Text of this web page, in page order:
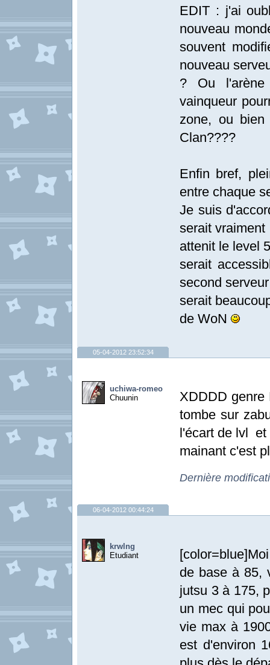
EDIT : j'ai
nouveau
souvent
nouveau
? Ou
vainqueur
zone, ou
Clan????
Enfin bref,
entre chaque
Je suis
serait
attenit le level
serait
second
serait
de WoN
05-04-2012 23:52:34
uchiwa-romeo
Chuunin
XDDDD genre
tombe sur
l'écart de lvl et
mainant c'est
Dernière
06-04-2012 00:44:24
krwlng
Etudiant
de base à 85,
jutsu 3 à 175,
un mec qui
vie max à
est d'environ